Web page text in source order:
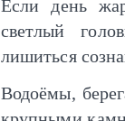
Если день
светлый
лишиться
Водоёмы,